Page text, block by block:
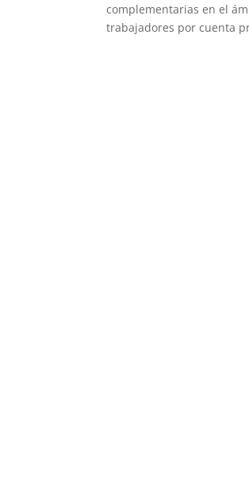
complementarias en el
trabajadores por cuenta